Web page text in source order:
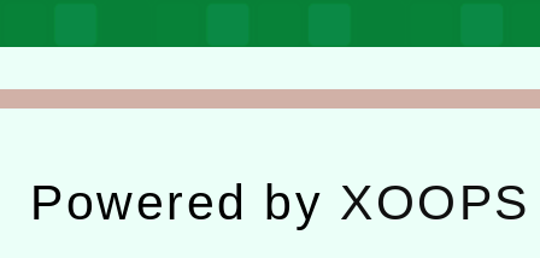
Powered by XOOPS